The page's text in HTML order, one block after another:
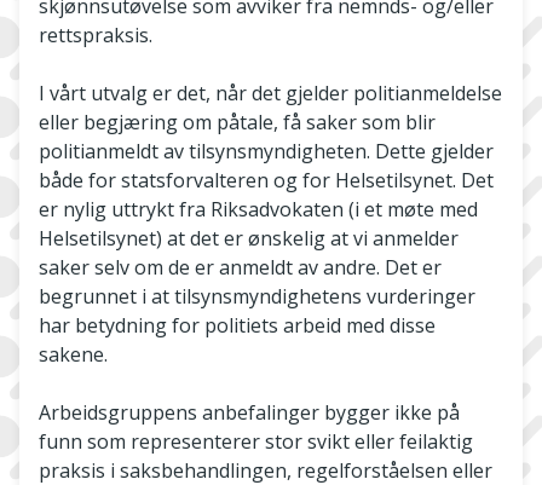
skjønnsutøvelse som avviker fra nemnds- og/eller
rettspraksis.
I vårt utvalg er det, når det gjelder politianmeldelse
eller begjæring om påtale, få saker som blir
politianmeldt av tilsynsmyndigheten. Dette gjelder
både for statsforvalteren og for Helsetilsynet. Det
er nylig uttrykt fra Riksadvokaten (i et møte med
Helsetilsynet) at det er ønskelig at vi anmelder
saker selv om de er anmeldt av andre. Det er
begrunnet i at tilsynsmyndighetens vurderinger
har betydning for politiets arbeid med disse
sakene.
Arbeidsgruppens anbefalinger bygger ikke på
funn som representerer stor svikt eller feilaktig
praksis i saksbehandlingen, regelforståelsen eller